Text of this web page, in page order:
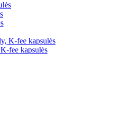
fee kapsulės